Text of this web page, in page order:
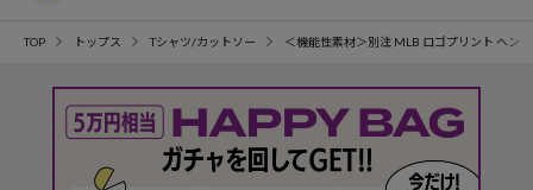
TOP トップス Tシャツ/カットソー ＜機能性素材＞別注 MLB ロゴプリント ヘン